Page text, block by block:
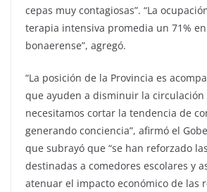
cepas muy contagiosas”. “La
terapia intensiva promedia un 71%
bonaerense”, agregó.
“La posición de la Provincia es
que ayuden a disminuir la
necesitamos cortar la tendencia de
generando conciencia”, afirmó el
que subrayó que “se han reforzado
destinadas a comedores escolares y
atenuar el impacto económico de las